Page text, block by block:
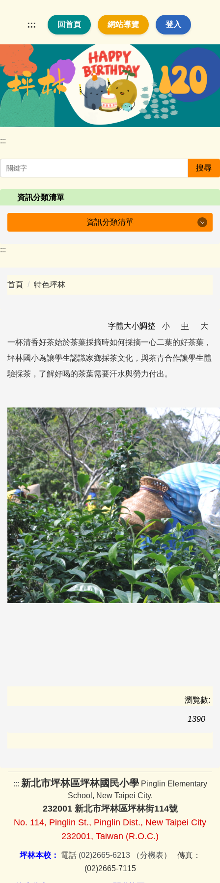
要
內
容
區
::: 回首頁 網站導覽 登入
:::
搜尋
資訊分類清單
資訊分類清單
附設幼兒園
會議紀錄
下載專區
班級園地
家長會
臺灣母語日專區
早午餐專區
場地租借資訊
資訊組
教師諮商輔導支持系統服務
:::
首頁 特色坪林
字體大小調整 小 中 大
一杯清香好茶始於茶葉採摘時如何採摘一心二葉的好茶葉，
坪林國小為讓學生認識家鄉採茶文化，與茶青合作讓學生體
驗採茶，了解好喝的茶葉需要汗水與勞力付出。
瀏覽數:
1390
::: 新北市坪林區坪林國民小學 Pinglin Elementary
School, New Taipei City.
232001 新北市坪林區坪林街114號
No. 114, Pinglin St., Pinglin Dist., New Taipei City
232001, Taiwan (R.O.C.)
坪林本校： 電話 (02)2665-6213（分機表） 傳真：
(02)2665-7115